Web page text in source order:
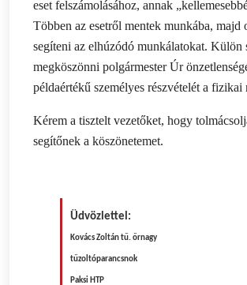
eset felszámolásához, annak
Többen az esetről mentek munkába, majd
segíteni az elhúzódó munkálatokat. Külön
megköszönni polgármester Úr
példaértékű személyes részvételét a fizikai
Kérem a tisztelt vezetőket, hogy
segítőnek a köszönetemet.
Üdvözlettel:
Kovács Zoltán tű. őrnagy
tűzoltóparancsnok
Paksi HTP